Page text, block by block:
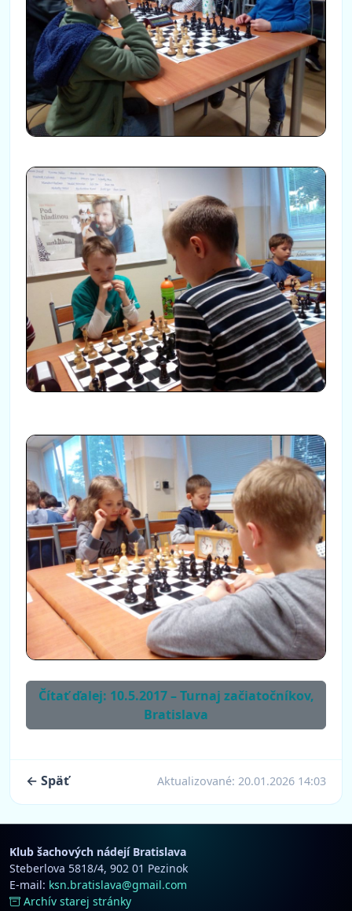
Čítať ďalej: 10.5.2017 – Turnaj začiatočníkov,
Bratislava
← Späť Aktualizované: 20.01.2026 14:03
Klub šachových nádejí Bratislava
Steberlova 5818/4, 902 01 Pezinok
E-mail: ksn.bratislava@gmail.com
Archív starej stránky